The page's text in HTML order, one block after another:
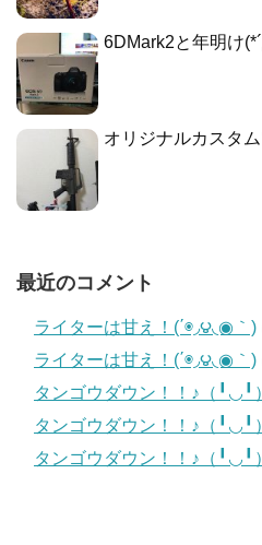
6DMark2と年明け
オリジナルカスタ
最近のコメント
ライターは甘え！(΄◉◞౪◟◉｀)
ライターは甘え！(΄◉◞౪◟◉｀)
タンゴウダウン！！♪（╹◡╹）
タンゴウダウン！！♪（╹◡╹）
タンゴウダウン！！♪（╹◡╹）